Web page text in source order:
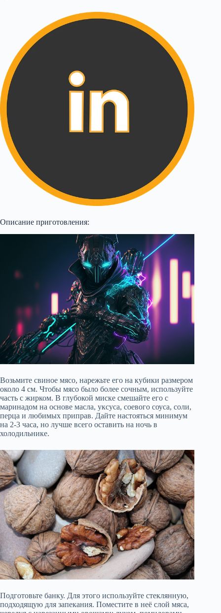
Описание приготовления:
Возьмите свиное мясо, нарежьте его на кубики размером
около 4 см. Чтобы мясо было более сочным, используйте
часть с жирком. В глубокой миске смешайте его с
маринадом на основе масла, уксуса, соевого соуса, соли,
перца и любимых приправ. Дайте настояться минимум
на 2-3 часа, но лучше всего оставить на ночь в
холодильнике.
Подготовьте банку. Для этого используйте стеклянную,
подходящую для запекания. Поместите в неё слой мяса,